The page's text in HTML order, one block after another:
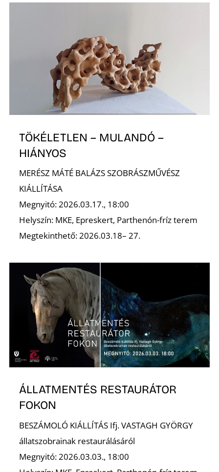
TÖKÉLETLEN – MULANDÓ –
HIÁNYOS
MERÉSZ MÁTÉ BALÁZS SZOBRÁSZMŰVÉSZ
KIÁLLÍTÁSA
Megnyitó: 2026.03.17., 18:00
Helyszín: MKE, Epreskert, Parthenón-fríz terem
Megtekinthető: 2026.03.18– 27.
ÁLLATMENTÉS RESTAURÁTOR
FOKON
BESZÁMOLÓ KIÁLLÍTÁS Ifj. VASTAGH GYÖRGY
állatszobrainak restaurálásáról
Megnyitó: 2026.03.03., 18:00